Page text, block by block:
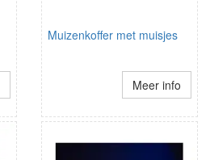
Muizenkoffer met muisjes
Meer info